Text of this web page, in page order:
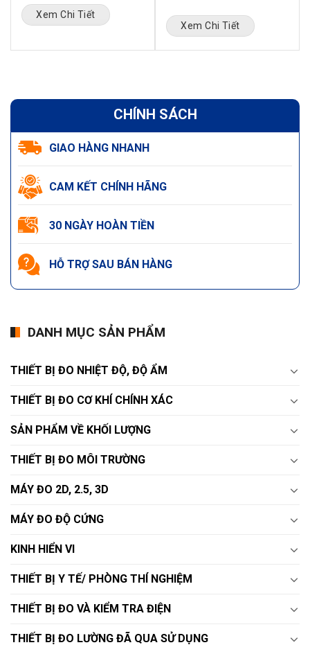
Xem Chi Tiết
Xem Chi Tiết
CHÍNH SÁCH
GIAO HÀNG NHANH
CAM KẾT CHÍNH HÃNG
30 NGÀY HOÀN TIỀN
HỖ TRỢ SAU BÁN HÀNG
DANH MỤC SẢN PHẨM
THIẾT BỊ ĐO NHIỆT ĐỘ, ĐỘ ẨM
THIẾT BỊ ĐO CƠ KHÍ CHÍNH XÁC
SẢN PHẨM VỀ KHỐI LƯỢNG
THIẾT BỊ ĐO MÔI TRƯỜNG
MÁY ĐO 2D, 2.5, 3D
MÁY ĐO ĐỘ CỨNG
KINH HIỂN VI
THIẾT BỊ Y TẾ/ PHÒNG THÍ NGHIỆM
THIẾT BỊ ĐO VÀ KIỂM TRA ĐIỆN
THIẾT BỊ ĐO LƯỜNG ĐÃ QUA SỬ DỤNG